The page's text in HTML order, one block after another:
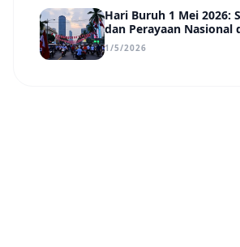
Hari Buruh 1 Mei 2026:
dan Perayaan Nasional
Tantangan Era Digital
1/5/2026